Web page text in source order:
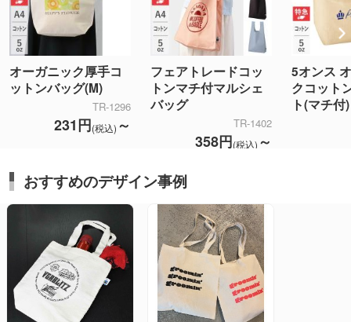
オーガニック厚手コ
ットンバッグ(M)
TR-1296
231円(税込) ～
フェアトレードコッ
トンマチ付マルシェ
バッグ
TR-1402
358円(税込) ～
5オンス
クコット
ト(マチ付)
おすすめのデザイン事例